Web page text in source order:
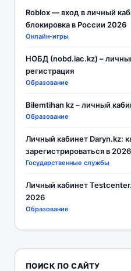
Roblox — вход в личный
блокировка в России 2026
Онлайн-игры
НОБД (nobd.iac.kz) –
регистрация
Образование
Bilemtihan kz – личный
Образование
Личный кабинет Daryn.kz:
зарегистрироваться в
Государственные службы
Личный кабинет
2026
Образование
ПОИСК ПО САЙТУ